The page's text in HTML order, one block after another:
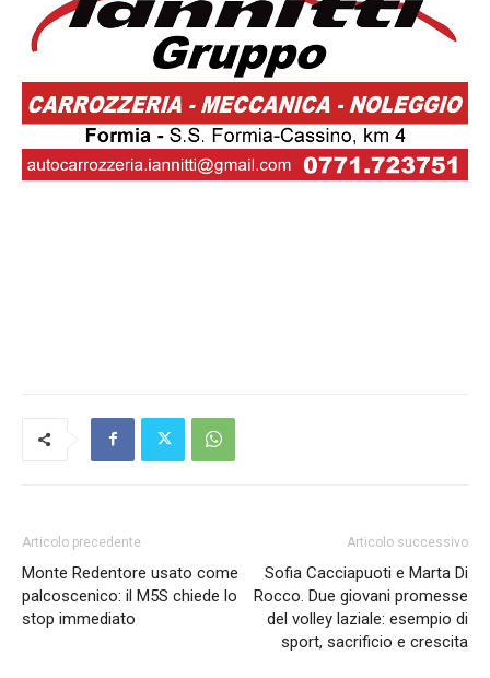
Articolo precedente
Monte Redentore usato come
palcoscenico: il M5S chiede lo
stop immediato
Articolo successivo
Sofia Cacciapuoti e Marta Di
Rocco. Due giovani promesse
del volley laziale: esempio di
sport, sacrificio e crescita